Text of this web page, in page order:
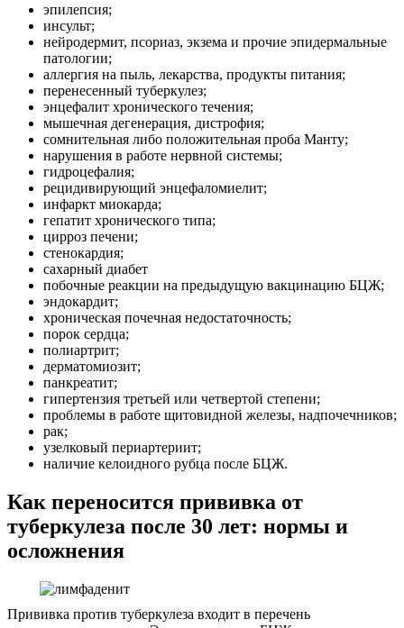
эпилепсия;
инсульт;
нейродермит, псориаз, экзема и прочие эпидермальные
патологии;
аллергия на пыль, лекарства, продукты питания;
перенесенный туберкулез;
энцефалит хронического течения;
мышечная дегенерация, дистрофия;
сомнительная либо положительная проба Манту;
нарушения в работе нервной системы;
гидроцефалия;
рецидивирующий энцефаломиелит;
инфаркт миокарда;
гепатит хронического типа;
цирроз печени;
стенокардия;
сахарный диабет
побочные реакции на предыдущую вакцинацию БЦЖ;
эндокардит;
хроническая почечная недостаточность;
порок сердца;
полиартрит;
дерматомиозит;
панкреатит;
гипертензия третьей или четвертой степени;
проблемы в работе щитовидной железы, надпочечников;
рак;
узелковый периартериит;
наличие келоидного рубца после БЦЖ.
Как переносится прививка от
туберкулеза после 30 лет: нормы и
осложнения
Прививка против туберкулеза входит в перечень